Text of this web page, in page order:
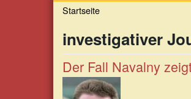
Startseite
investigativer
Der Fall Navalny